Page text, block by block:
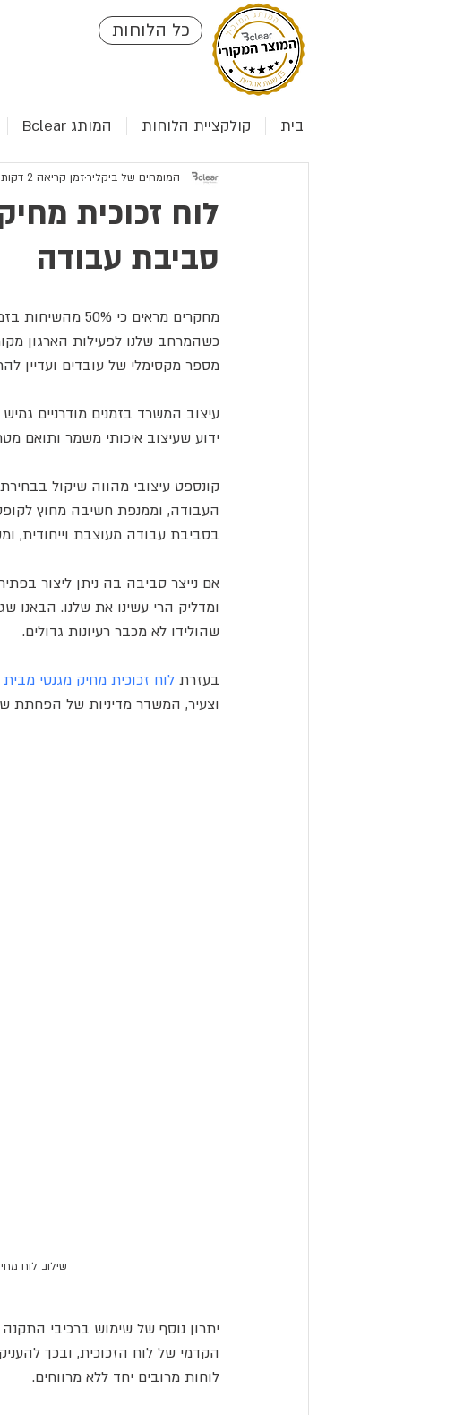
כל הלוחות
בית קולקציית הלוחות המותג Bclear
לוח זכוכית
סביבת עבודה
המומחים של ביקלירזמן קריאה 2 דקות
כשהמרחב שלנו לפעילות הארגון
מספר מקסימלי של עובדים ועדיין
עיצוב המשרד בזמנים מודרניים
ידוע שעיצוב איכותי משמר ותואם
קונספט עיצובי מהווה שיקול
העבודה, וממנפת חשיבה מחוץ
בסביבת עבודה מעוצבת וייחודית,
אם נייצר סביבה בה ניתן ליצור
ומדליק הרי עשינו את שלנו. הבאנו
שהולידו לא מכבר רעיונות גדולים.
בעזרת לוח זכוכית מחיק מגנטי מבית Bclear
וצעיר, המשדר מדיניות של הפחתת
שילוב לוח
הקדמי של לוח הזכוכית, ובכך
לוחות מרובים יחד ללא מרווחים.